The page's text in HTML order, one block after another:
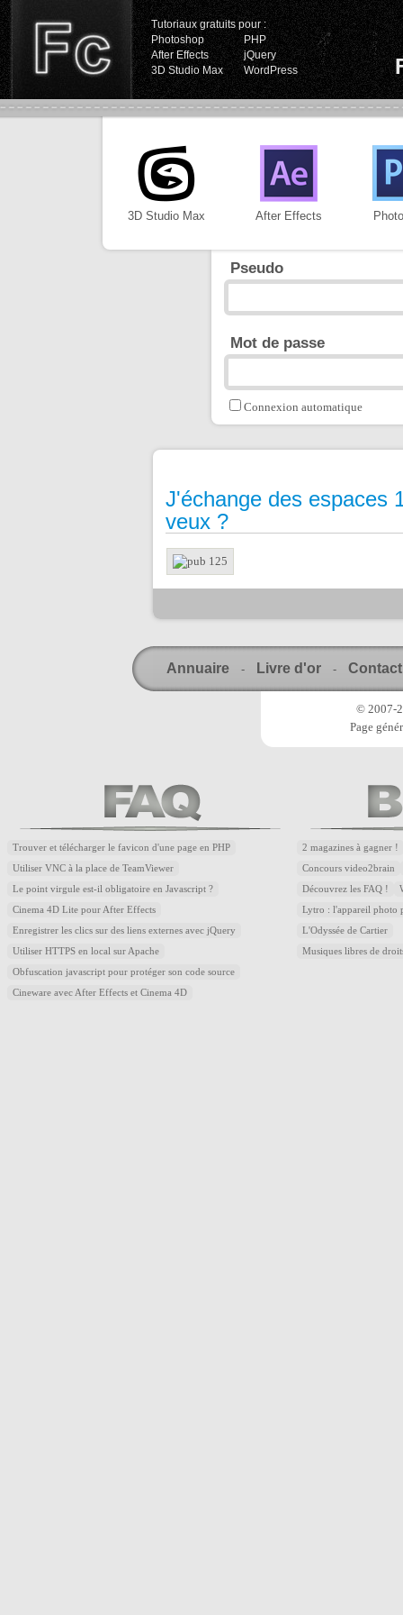
Tutoriaux gratuits pour :
Photoshop
PHP
After Effects
jQuery
3D Studio Max
WordPress
3D Studio Max After Effects
Pseudo
Mot de passe
Connexion automatique
J'échange des espaces
veux ?
Annuaire - Livre d'or - Contact
© 2007-
Page
Trouver et télécharger le favicon d'une page en PHP
Utiliser VNC à la place de TeamViewer
Le point virgule est-il obligatoire en Javascript ?
Cinema 4D Lite pour After Effects
Enregistrer les clics sur des liens externes avec jQuery
Utiliser HTTPS en local sur Apache
Obfuscation javascript pour protéger son code source
Cineware avec After Effects et Cinema 4D
2 magazines à gagner !
Concours video2brain
Découvrez les FAQ !
Lytro : l'appareil photo
L'Odyssée de Cartier
Musiques libres de